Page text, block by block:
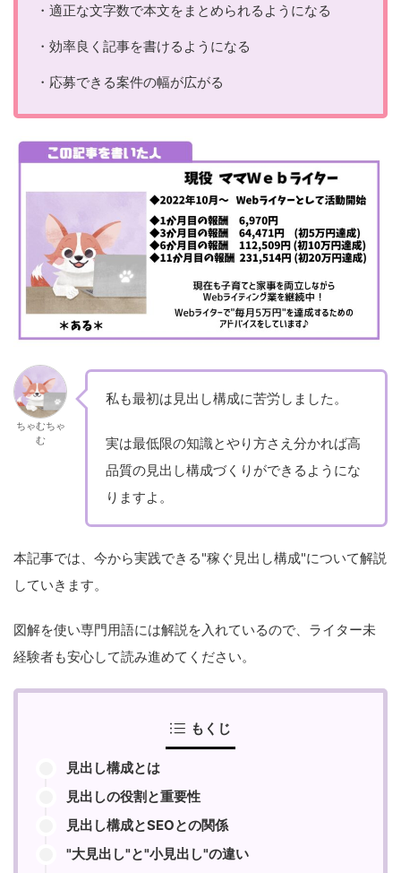
・適正な文字数で本文をまとめられるようになる
・効率良く記事を書けるようになる
・応募できる案件の幅が広がる
ちゃむちゃ
む
私も最初は見出し構成に苦労しました。
実は最低限の知識とやり方さえ分かれば高
品質の見出し構成づくりができるようにな
りますよ。
本記事では、今から実践できる"稼ぐ見出し構成"について解説
していきます。
図解を使い専門用語には解説を入れているので、ライター未
経験者も安心して読み進めてください。
もくじ
見出し構成とは
見出しの役割と重要性
見出し構成とSEOとの関係
"大見出し"と"小見出し"の違い